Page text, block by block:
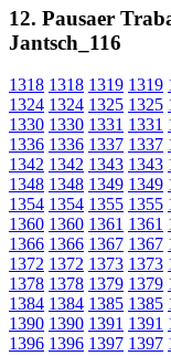
12. Pausaer
Jantsch_116
1318 1318 1319 1319
1324 1324 1325 1325
1330 1330 1331 1331
1336 1336 1337 1337
1342 1342 1343 1343
1348 1348 1349 1349
1354 1354 1355 1355
1360 1360 1361 1361
1366 1366 1367 1367
1372 1372 1373 1373
1378 1378 1379 1379
1384 1384 1385 1385
1390 1390 1391 1391
1396 1396 1397 1397